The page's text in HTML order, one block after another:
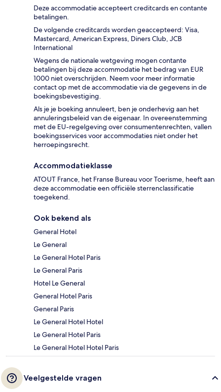
Deze accommodatie accepteert creditcards en contante
betalingen.
De volgende creditcards worden geaccepteerd: Visa,
Mastercard, American Express, Diners Club, JCB
International
Wegens de nationale wetgeving mogen contante
betalingen bij deze accommodatie het bedrag van EUR
1000 niet overschrijden. Neem voor meer informatie
contact op met de accommodatie via de gegevens in de
boekingsbevestiging.
Als je je boeking annuleert, ben je onderhevig aan het
annuleringsbeleid van de eigenaar. In overeenstemming
met de EU-regelgeving over consumentenrechten, vallen
boekingsservices voor accommodaties niet onder het
herroepingsrecht.
Accommodatieklasse
ATOUT France, het Franse Bureau voor Toerisme, heeft aan
deze accommodatie een officiële sterrenclassificatie
toegekend.
Ook bekend als
General Hotel
Le General
Le General Hotel Paris
Le General Paris
Hotel Le General
General Hotel Paris
General Paris
Le General Hotel Hotel
Le General Hotel Paris
Le General Hotel Hotel Paris
Veelgestelde vragen